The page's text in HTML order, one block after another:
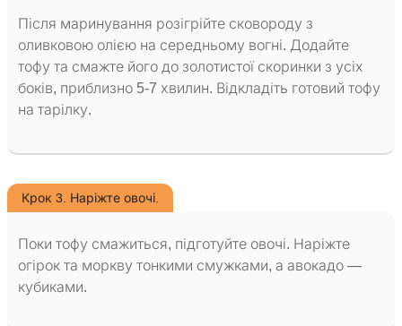
Після маринування розігрійте сковороду з
оливковою олією на середньому вогні. Додайте
тофу та смажте його до золотистої скоринки з усіх
боків, приблизно 5-7 хвилин. Відкладіть готовий тофу
на тарілку.
Крок 3. Наріжте овочі.
Поки тофу смажиться, підготуйте овочі. Наріжте
огірок та моркву тонкими смужками, а авокадо —
кубиками.